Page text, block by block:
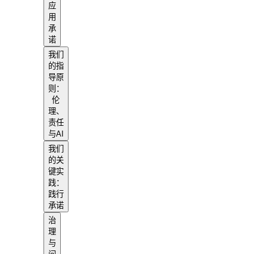
应
用
承
诺
我们
的指
导原
则：
伦
理、
责任
与AI
我们
的关
键实
践：
践行
承诺
治
理
与